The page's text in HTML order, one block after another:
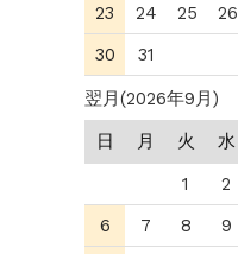
23
24 25 26
30
31
翌月(2026年9月)
日
月 火 水
1
2
6
7 8 9